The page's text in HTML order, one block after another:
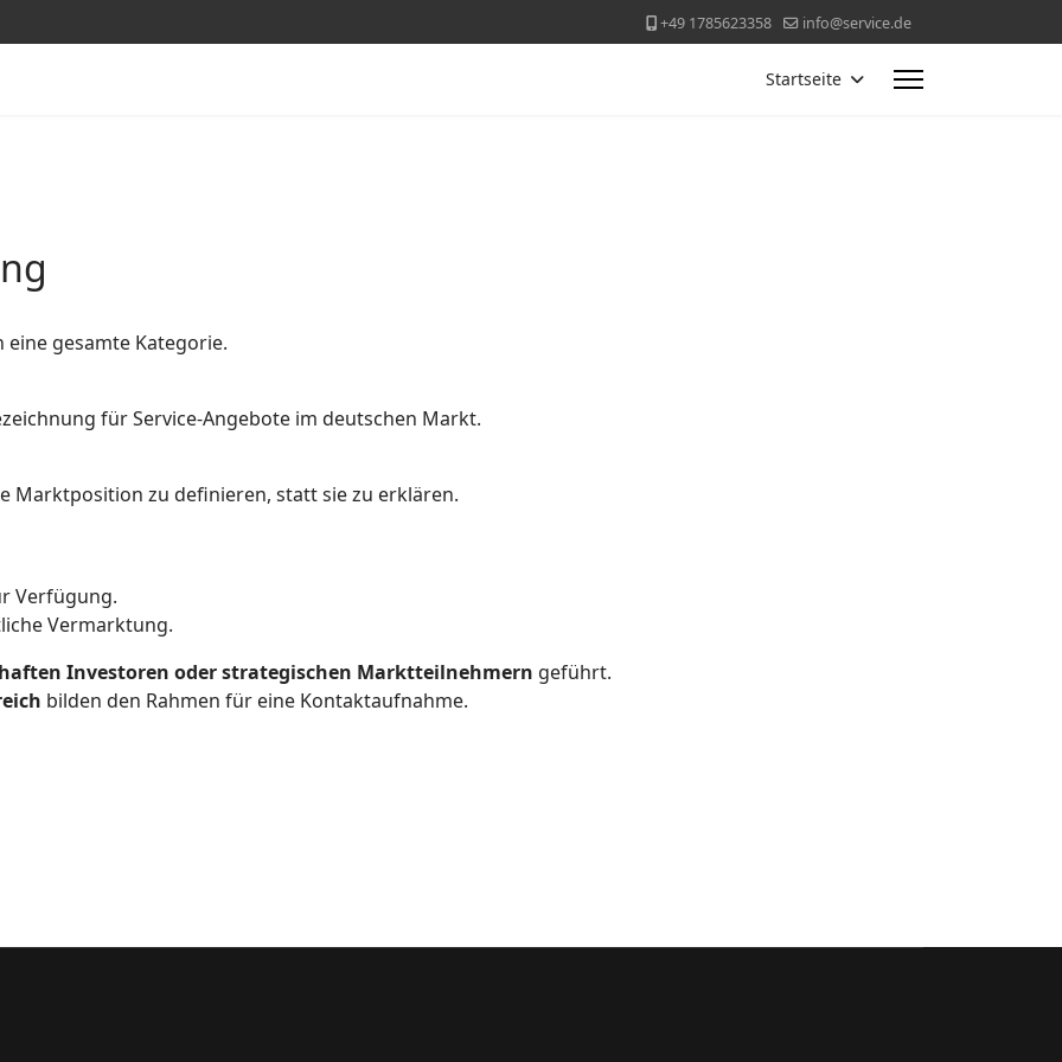
+49 1785623358 info@service.de
Startseite
eine gesamte Kategorie.
für Service-Angebote im deutschen Markt.
Marktposition zu definieren, statt sie zu erklären.
Verfügung.
Vermarktung.
Investoren oder strategischen Marktteilnehmern geführt.
bilden den Rahmen für eine Kontaktaufnahme.